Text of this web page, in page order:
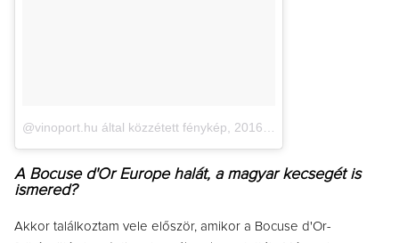
@vinoport.hu által közzétett fénykép, 2016. Máj 14., 04:10 PDT
A Bocuse d'Or Europe halát, a magyar kecsegét is
ismered?
Akkor találkoztam vele először, amikor a Bocuse d'Or-